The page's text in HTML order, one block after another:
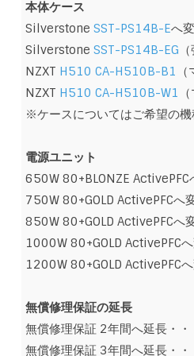
本体ケース
SilverstoneSST-PS14B-Eへ
SilverstoneSST-PS14B-EG
NZXT H510 CA-H510B-B1
NZXT H510 CA-H510B-W1
※ケースについてはご希望の
電源ユニット
650W 80+BLONZE
750W 80+GOLD ActivePFCへ
850W 80+GOLD ActivePFC
1000W 80+GOLD ActivePFC
1200W 80+GOLD ActivePFC
無償修理保証の延長
無償修理保証 2年間へ延長・
無償修理保証 3年間へ延長・